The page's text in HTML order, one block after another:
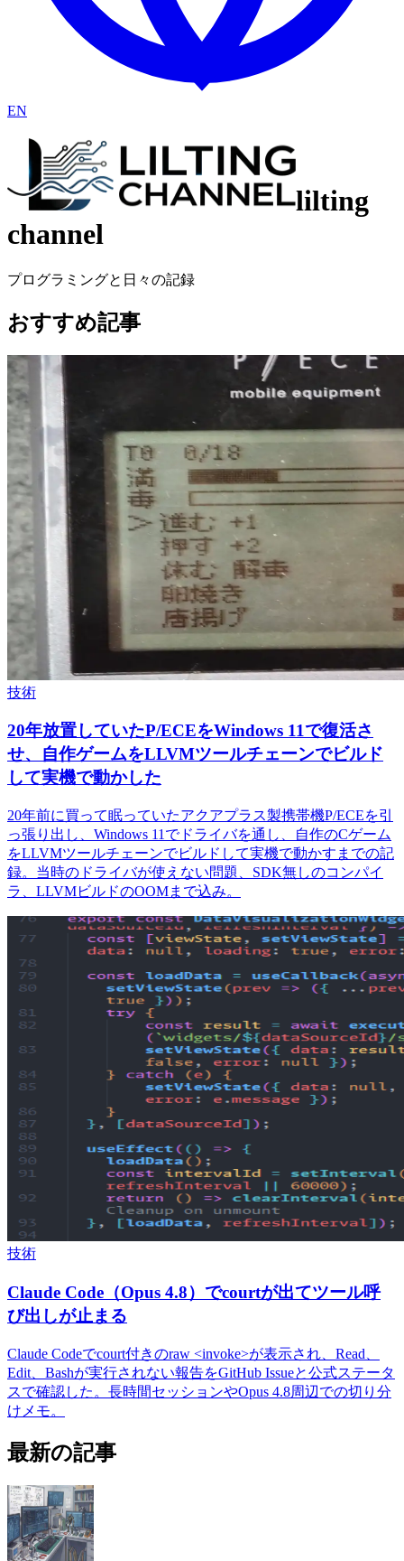
EN
lilting
channel
プログラミングと日々の記録
おすすめ記事
技術
20年放置していたP/ECEをWindows 11で復活さ
せ、自作ゲームをLLVMツールチェーンでビルド
して実機で動かした
20年前に買って眠っていたアクアプラス製携帯機P/ECEを引
っ張り出し、Windows 11でドライバを通し、自作のCゲーム
をLLVMツールチェーンでビルドして実機で動かすまでの記
録。当時のドライバが使えない問題、SDK無しのコンパイ
ラ、LLVMビルドのOOMまで込み。
技術
Claude Code（Opus 4.8）でcourtが出てツール呼
び出しが止まる
Claude Codeでcourt付きのraw <invoke>が表示され、Read、
Edit、Bashが実行されない報告をGitHub Issueと公式ステータ
スで確認した。長時間セッションやOpus 4.8周辺での切り分
けメモ。
最新の記事